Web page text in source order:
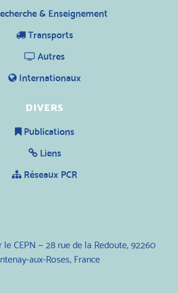
& Enseignement
Transports
Autres
Internationaux
DIVERS
Publications
Liens
Réseaux PCR
CEPN — 28 rue de la Redoute, 92260
aux-Roses, France